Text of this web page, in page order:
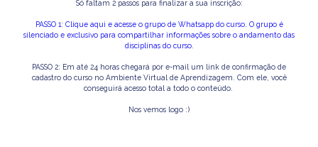
Só faltam 2 passos para finalizar a sua inscrição:
PASSO 1: Clique aqui e acesse o grupo de Whatsapp do curso. O grupo é
silenciado e exclusivo para compartilhar informações sobre o andamento das
disciplinas do curso.
PASSO 2: Em até 24 horas chegará por e-mail um link de confirmação de
cadastro do curso no Ambiente Virtual de Aprendizagem. Com ele, você
conseguirá acesso total a todo o conteúdo.
Nos vemos logo :)